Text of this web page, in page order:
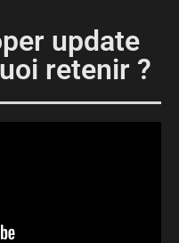
update
retenir ?